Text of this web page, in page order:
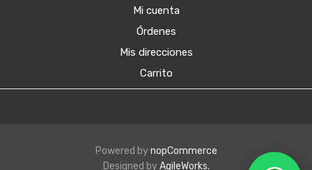
Mi cuenta
Órdenes
Mis direcciones
Carrito
Powered bynopCommerce
Designed byAgileWorks.